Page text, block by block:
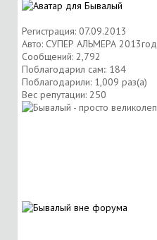
Регистрация: 07.09.2013
Авто: СУПЕР АЛЬМЕРА 2013год
Сообщений: 2,792
Поблагодарил сам:: 184
Поблагодарили: 1,009 раз(а)
Вес репутации: 250